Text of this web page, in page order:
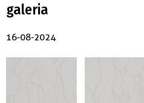
galeria
16-08-2024